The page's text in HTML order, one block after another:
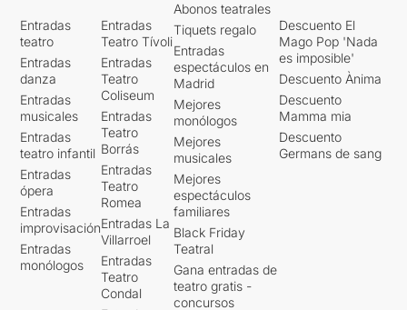
Entradas
teatro
Entradas
danza
Entradas
musicales
Entradas
teatro infantil
Entradas
ópera
Entradas
improvisación
Entradas
monólogos
Entradas
Teatro Tívoli
Entradas
Teatro
Coliseum
Entradas
Teatro
Borrás
Entradas
Teatro
Romea
Entradas La
Villarroel
Entradas
Teatro
Condal
Abonos teatrales
Tiquets regalo
Entradas
espectáculos en
Madrid
Mejores
monólogos
Mejores
musicales
Mejores
espectáculos
familiares
Black Friday
Teatral
Gana entradas de
teatro gratis -
concursos
Descuento El
Mago Pop 'Nada
es imposible'
Descuento Ànima
Descuento
Mamma mia
Descuento
Germans de sang